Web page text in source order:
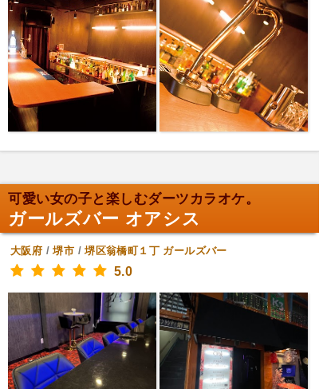
可愛い女の子と楽しむダーツカラオケ。
ガールズバー オアシス
大阪府 /堺市 /堺区翁橋町１丁 ガールズバー
5.0